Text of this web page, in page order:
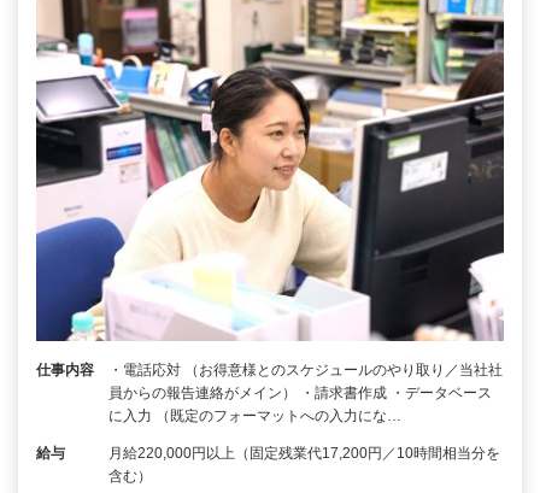
仕事内容
・電話応対 （お得意様とのスケジュールのやり取り／当社社
員からの報告連絡がメイン） ・請求書作成 ・データベース
に入力 （既定のフォーマットへの入力にな…
給与
月給220,000円以上（固定残業代17,200円／10時間相当分を
含む）